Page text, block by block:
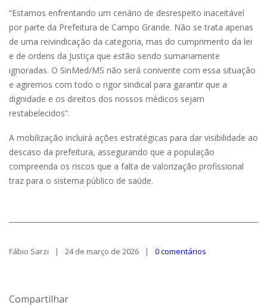
“Estamos enfrentando um cenário de desrespeito inaceitável
por parte da Prefeitura de Campo Grande. Não se trata apenas
de uma reivindicação da categoria, mas do cumprimento da lei
e de ordens da Justiça que estão sendo sumariamente
ignoradas. O SinMed/MS não será conivente com essa situação
e agiremos com todo o rigor sindical para garantir que a
dignidade e os direitos dos nossos médicos sejam
restabelecidos”.
A mobilização incluirá ações estratégicas para dar visibilidade ao
descaso da prefeitura, assegurando que a população
compreenda os riscos que a falta de valorização profissional
traz para o sistema público de saúde.
Fábio Sarzi 24 de março de 2026 0 comentários
Compartilhar